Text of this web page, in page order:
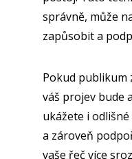
správně, může
zapůsobit a
Pokud publikum
váš projev bude
ukážete i
a zároveň
vaše řeč více